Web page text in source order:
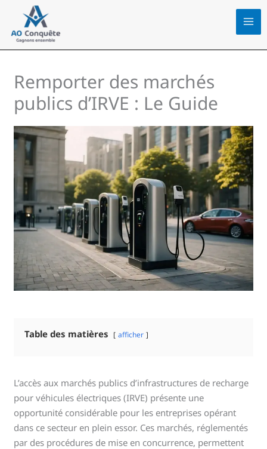
contenu
Remporter des marchés
publics d’IRVE : Le Guide
Table des matières afficher
L’accès aux marchés publics d’infrastructures de recharge
pour véhicules électriques (IRVE) présente une
opportunité considérable pour les entreprises opérant
dans ce secteur en plein essor. Ces marchés, réglementés
par des procédures de mise en concurrence, permettent